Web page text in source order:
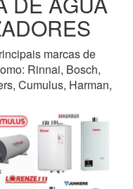
marcas de
Rinnai, Bosch,
Cumulus, Harman,